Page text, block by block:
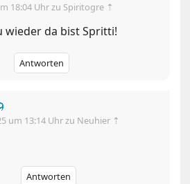
18:04 Uhrzu Spiritogre ⇡
wieder da bist Spritti!
Antworten
um 13:14 Uhrzu Neuhier ⇡
Antworten